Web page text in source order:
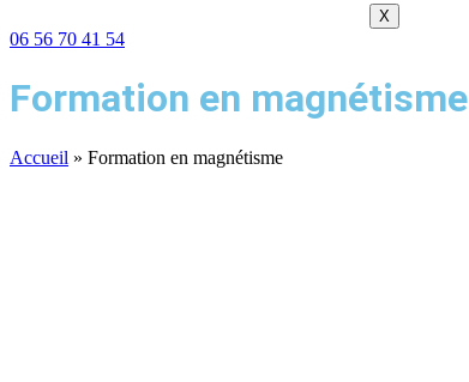
X
06 56 70 41 54
Formation en magnétisme
Accueil » Formation en magnétisme